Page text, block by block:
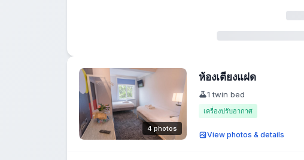
4 photos
ห้องเตียงแฝด
1 twin bed
เครื่องปรับอากาศ
View photos & details